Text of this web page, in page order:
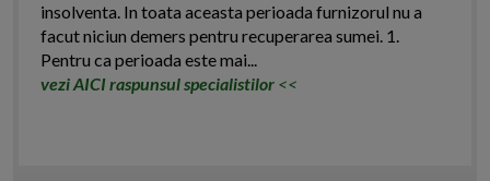
insolventa. In toata aceasta perioada furnizorul nu a
facut niciun demers pentru recuperarea sumei. 1.
Pentru ca perioada este mai...
vezi AICI raspunsul specialistilor <<